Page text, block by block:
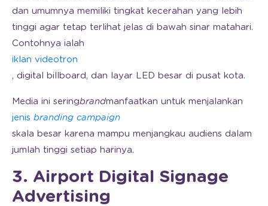
dan umumnya memiliki tingkat kecerahan yang lebih
tinggi agar tetap terlihat jelas di bawah sinar matahari.
Contohnya ialah
iklan videotron
, digital billboard, dan layar LED besar di pusat kota.
Media ini seringbrandmanfaatkan untuk menjalankan
jenis branding campaign
skala besar karena mampu menjangkau audiens dalam
jumlah tinggi setiap harinya.
3. Airport Digital Signage
Advertising